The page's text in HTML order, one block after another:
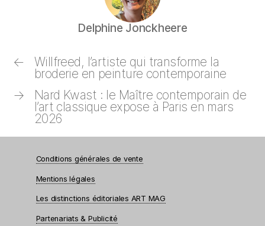
Delphine Jonckheere
←
Willfreed, l’artiste qui transforme la
broderie en peinture contemporaine
→
Nard Kwast : le Maître contemporain de
l’art classique expose à Paris en mars
2026
Conditions générales de vente
Mentions légales
Les distinctions éditoriales ART MAG
Partenariats & Publicité